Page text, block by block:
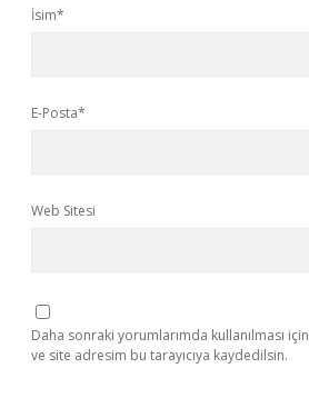
İsim*
E-Posta*
Web Sitesi
Daha sonraki yorumlarımda kullanılması
ve site adresim bu tarayıcıya kaydedilsin.